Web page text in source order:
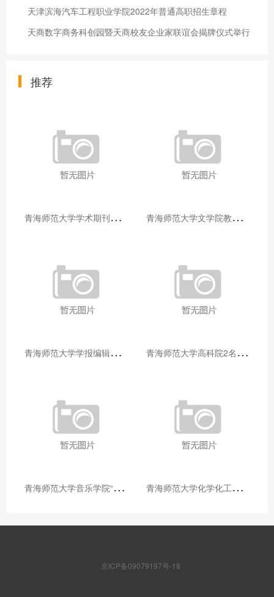
天津滨海汽车工程职业学院2022年普通高职招生章程
天商数字商务科创园暨天商校友企业家联谊会揭牌仪式举行
推荐
青
海师范大学学术期刊两个专栏入选2025年青海省期刊重点专栏 青
海师范大学文学院教师赴山东省相关高校和学术机构交流学习
青
海师范大学学报编辑部赴大通县城关镇上毛佰胜村开展帮扶慰问活动 青
海师范大学高科院2名专家当选中国科学院院士
青
海师范大学音乐学院“青舞华章”本科舞蹈专业中期汇报圆满落幕 青
海师范大学化学化工学院开展铸牢中华民族共同体意识大讲堂活动
京ICP备09079197号-18